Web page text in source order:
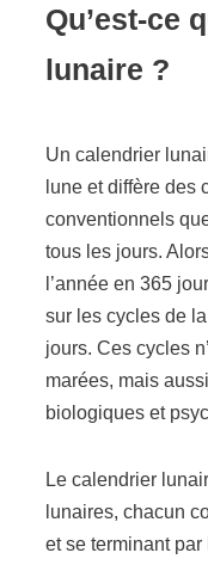
Qu’est-ce
lunaire ?
Un calendrier
lune et diffère des
conventionnels
tous les jours.
l’année en 365
sur les cycles de
jours. Ces cycles
marées, mais
biologiques et
Le calendrier
lunaires, chacun
et se terminant